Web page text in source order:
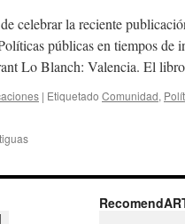
celebrar la reciente
públicas en tiempos de
Lo Blanch: Valencia. El
| Etiquetado Comunidad,